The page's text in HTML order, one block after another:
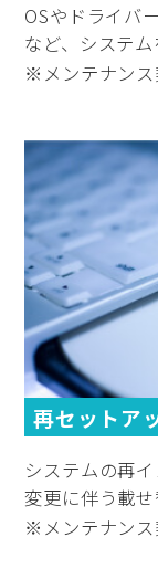
OSやドライバ
など、システム
※メンテナンス
再セットア
システムの再
変更に伴う載せ
※メンテナンス